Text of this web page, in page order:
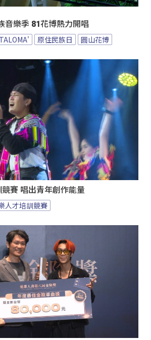
音樂季 81花博熱力開唱
TALOMA' 原住民族日 圓山花博
賽 唱出青年創作能量
人才培訓競賽